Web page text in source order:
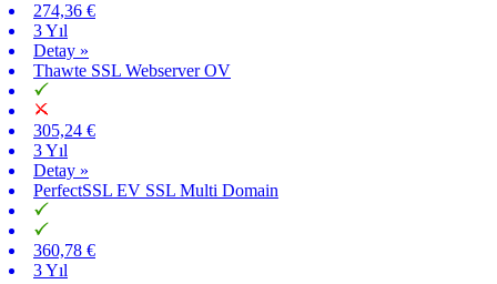
274,36 €
3 Yıl
Detay »
Thawte SSL Webserver OV
305,24 €
3 Yıl
Detay »
PerfectSSL EV SSL Multi Domain
360,78 €
3 Yıl